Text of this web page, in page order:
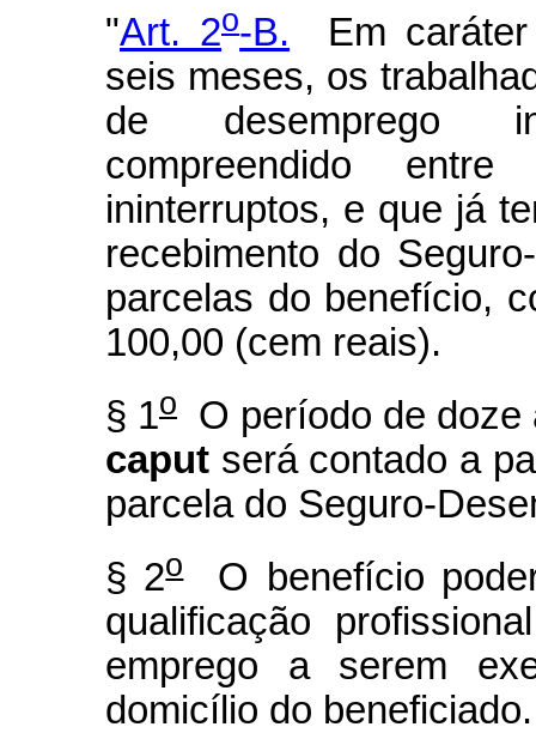
"Art. 2o-B. Em caráter
seis meses, os
de desemprego
compreendido
ininterruptos, e que já
recebimento do
parcelas do benefício,
100,00 (cem reais).
§ 1o
O período de doze
caput será contado a
parcela do Seguro-
§ 2oO benefício
qualificação
emprego a serem
domicílio do beneficiado.